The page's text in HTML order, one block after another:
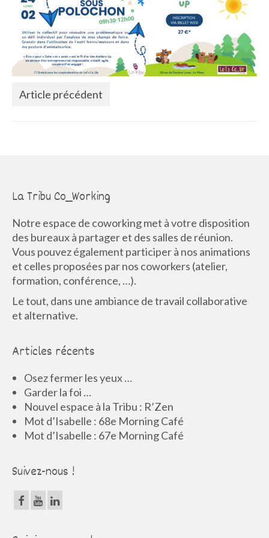
La Communauté
Annuaire des Co_Workers
Les Événements
Le Blog
Article précédent
La Tribu Co_Working
Notre espace de coworking met à votre disposition
des bureaux à partager et des salles de réunion.
Vous pouvez également participer à nos animations
et celles proposées par nos coworkers (atelier,
formation, conférence, …).
Le tout, dans une ambiance de travail collaborative
et alternative.
Articles récents
Osez fermer les yeux …
Garder la foi …
Nouvel espace à la Tribu : R’Zen
Mot d’Isabelle : 68e Morning Café
Mot d’Isabelle : 67e Morning Café
Suivez-nous !